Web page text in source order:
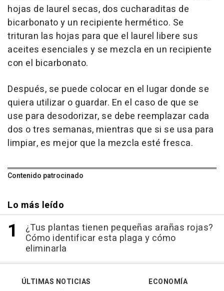
hojas de laurel secas, dos cucharaditas de
bicarbonato y un recipiente hermético. Se
trituran las hojas para que el laurel libere sus
aceites esenciales y se mezcla en un recipiente
con el bicarbonato.
Después, se puede colocar en el lugar donde se
quiera utilizar o guardar. En el caso de que se
use para desodorizar, se debe reemplazar cada
dos o tres semanas, mientras que si se usa para
limpiar, es mejor que la mezcla esté fresca.
Contenido patrocinado
Lo más leído
¿Tus plantas tienen pequeñas arañas rojas?
Cómo identificar esta plaga y cómo
eliminarla
ÚLTIMAS NOTICIAS
ECONOMÍA